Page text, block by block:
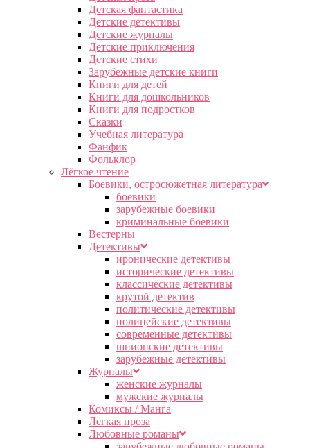
Детская фантастика
Детские детективы
Детские журналы
Детские приключения
Детские стихи
Зарубежные детские книги
Книги для детей
Книги для дошкольников
Книги для подростков
Сказки
Учебная литература
Фанфик
Фольклор
Лёгкое чтение
Боевики, остросюжетная литература
боевики
зарубежные боевики
криминальные боевики
Вестерны
Детективы
иронические детективы
исторические детективы
классические детективы
крутой детектив
политические детективы
полицейские детективы
современные детективы
шпионские детективы
зарубежные детективы
Журналы
женские журналы
мужские журналы
Комиксы / Манга
Легкая проза
Любовные романы